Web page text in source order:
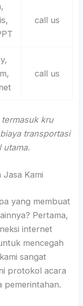
call us
call us
kru
transportasi
utama.
Kami
yang membuat
Pertama,
internet
mencegah
sangat
protokol acara
pemerintahan.